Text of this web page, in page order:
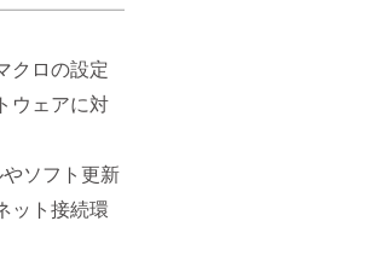
クロの設定
ウェアに対
ソフト更新
ット接続環